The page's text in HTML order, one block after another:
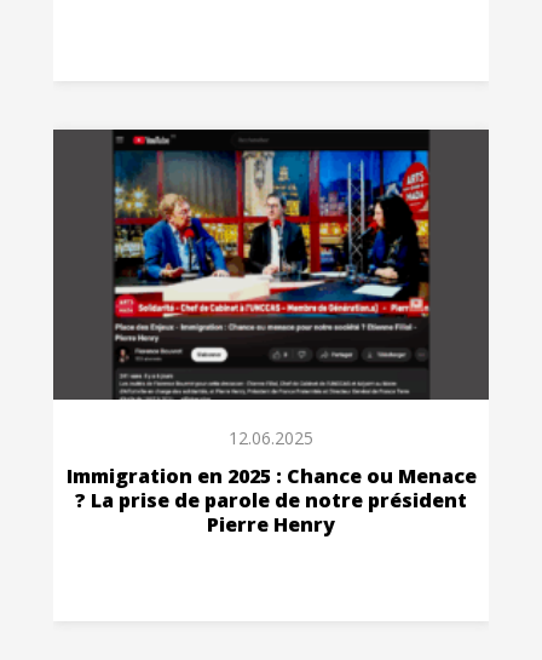
12.06.2025
Immigration en 2025 : Chance ou Menace
? La prise de parole de notre président
Pierre Henry